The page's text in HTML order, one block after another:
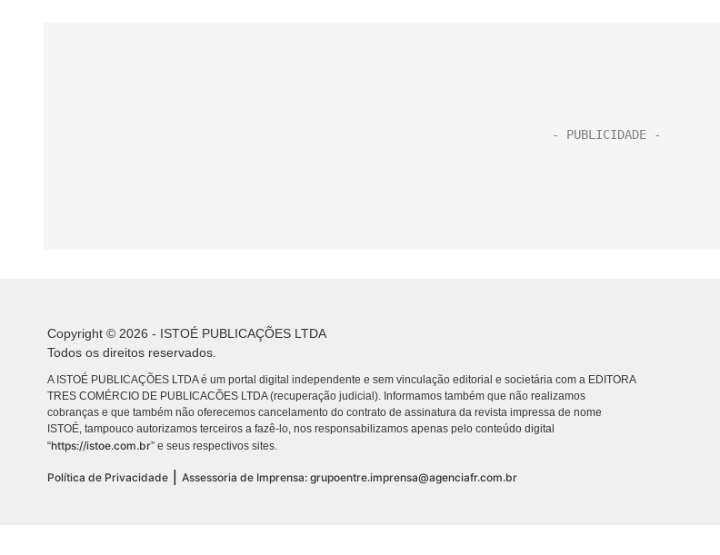
Copyright © 2026 - ISTOÉ PUBLICAÇÕES LTDA
Todos os direitos reservados.
A ISTOÉ PUBLICAÇÕES LTDA é um portal digital independente e sem vinculação editorial e societária com a EDITORA
TRES COMÉRCIO DE PUBLICACÕES LTDA (recuperação judicial). Informamos também que não realizamos
cobranças e que também não oferecemos cancelamento do contrato de assinatura da revista impressa de nome
ISTOÉ, tampouco autorizamos terceiros a fazê-lo, nos responsabilizamos apenas pelo conteúdo digital
“https://istoe.com.br” e seus respectivos sites.
Política de Privacidade Assessoria de Imprensa: grupoentre.imprensa@agenciafr.com.br